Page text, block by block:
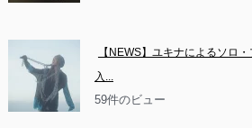
【NEWS】ユキナによるソロ
入...
59件のビュー